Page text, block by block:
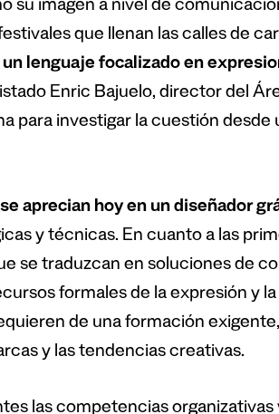
su imagen a nivel de
que llenan las calles de
lenguaje focalizado en
Enric Bajuelo, director del
para investigar la cuestión desde
aprecian hoy en un diseñador
y técnicas. En cuanto a las
se traduzcan en soluciones de
formales de la expresión y
de una formación
y las tendencias creativas.
las competencias organizativas